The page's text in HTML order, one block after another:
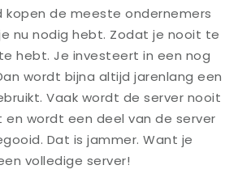
kopen de meeste ondernemers
nu nodig hebt. Zodat je nooit te
hebt. Je investeert in een nog
wordt bijna altijd jarenlang een
Vaak wordt de server nooit
en wordt een deel van de server
Dat is jammer. Want je
volledige server!